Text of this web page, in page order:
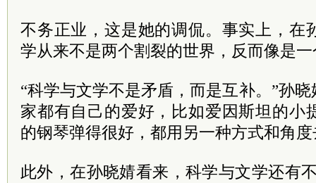
不务正业，这是她的调侃。事实上，在
学从来不是两个割裂的世界，反而像是
“科学与文学不是矛盾，而是互补。”孙
家都有自己的爱好，比如爱因斯坦的小
的钢琴弹得很好，都用另一种方式和角
此外，在孙晓婧看来，科学与文学还有